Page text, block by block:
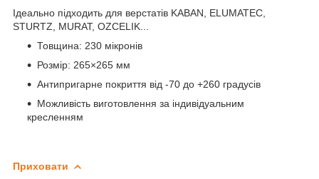
Ідеально підходить для верстатів KABAN, ELUMATEC,
STURTZ, MURAT, OZCELIK...
Товщина: 230 мікронів
Розмір: 265×265 мм
Антипригарне покриття від -70 до +260 градусів
Можливість виготовлення за індивідуальним
кресленням
Приховати